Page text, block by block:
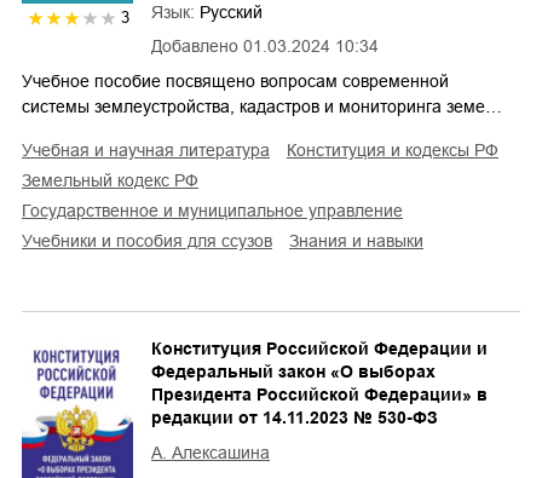
3
Добавлено 01.03.2024 10:34
Язык: Русский
Учебное пособие посвящено вопросам современной
системы землеустройства, кадастров и мониторинга земе…
учебная и научная литература
конституция и кодексы РФ
земельный кодекс РФ
государственное и муниципальное управление
учебники и пособия для ссузов
знания и навыки
Конституция Российской Федерации и
Федеральный закон «О выборах
Президента Российской Федерации» в
редакции от 14.11.2023 № 530-ФЗ
А. Алексашина